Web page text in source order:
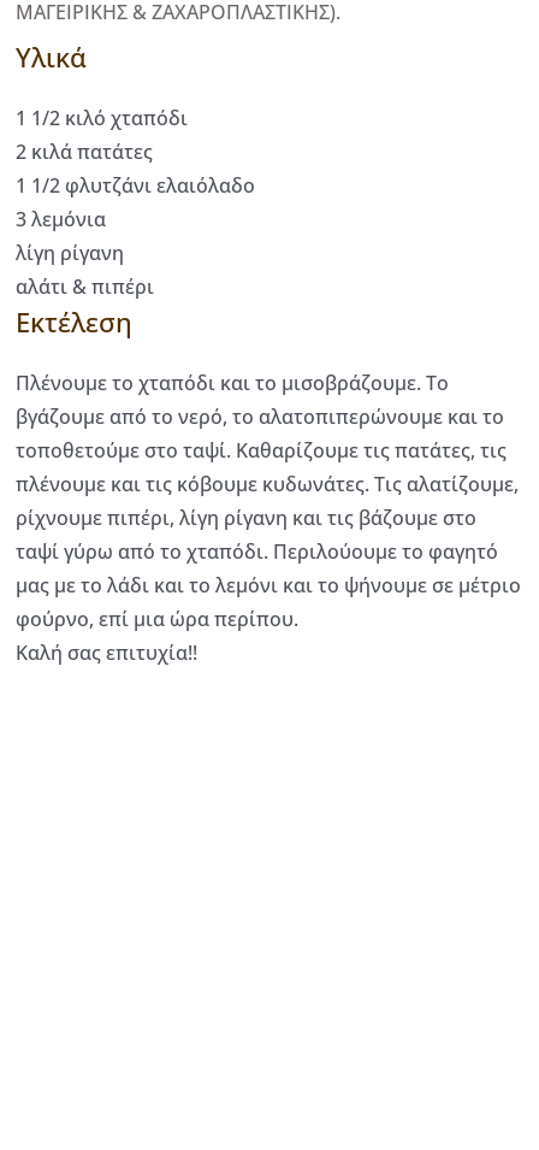
ΜΑΓΕΙΡΙΚΗΣ & ΖΑΧΑΡΟΠΛΑΣΤΙΚΗΣ).
Υλικά
1 1/2 κιλό χταπόδι
2 κιλά πατάτες
1 1/2 φλυτζάνι ελαιόλαδο
3 λεμόνια
λίγη ρίγανη
αλάτι & πιπέρι
Εκτέλεση
Πλένουμε το χταπόδι και το μισοβράζουμε. Το
βγάζουμε από το νερό, το αλατοπιπερώνουμε και το
τοποθετούμε στο ταψί. Καθαρίζουμε τις πατάτες, τις
πλένουμε και τις κόβουμε κυδωνάτες. Τις αλατίζουμε,
ρίχνουμε πιπέρι, λίγη ρίγανη και τις βάζουμε στο
ταψί γύρω από το χταπόδι. Περιλούουμε το φαγητό
μας με το λάδι και το λεμόνι και το ψήνουμε σε μέτριο
φούρνο, επί μια ώρα περίπου.
Καλή σας επιτυχία!!